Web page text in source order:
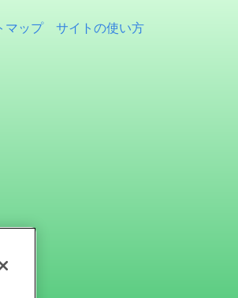
マップ サイトの使い方